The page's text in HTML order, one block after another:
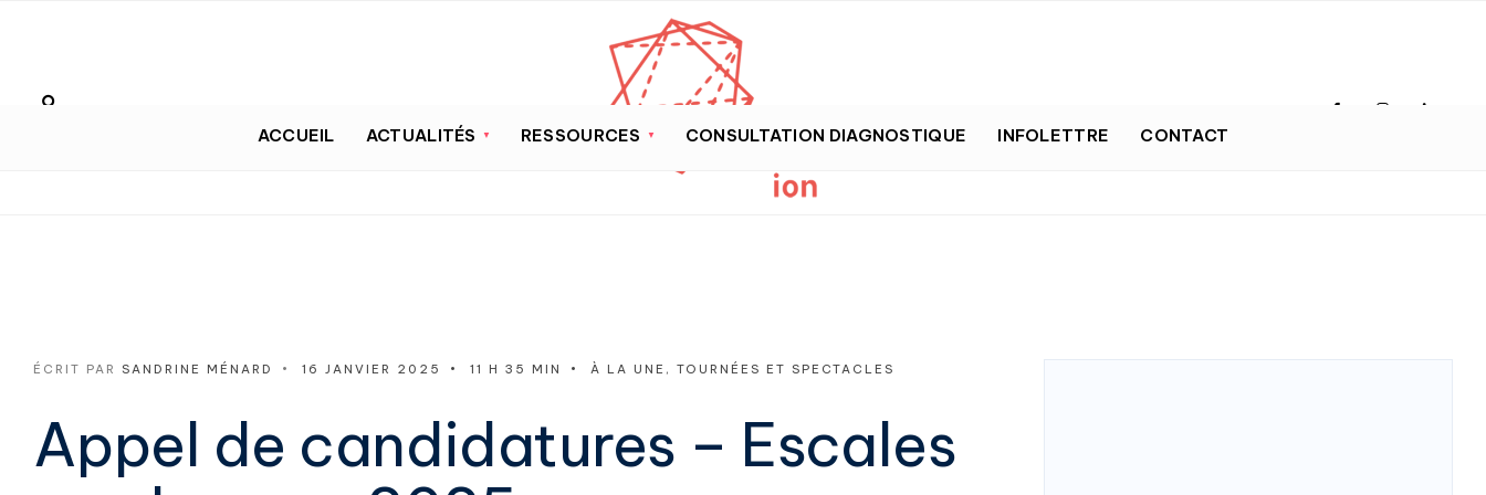
ACCUEIL ACTUALITÉS RESSOURCES CONSULTATION DIAGNOSTIQUE INFOLETTRE CONTACT
ÉCRIT PAR SANDRINE MÉNARD • 16 JANVIER 2025 • 11 H 35 MIN • À LA UNE , TOURNÉES ET SPECTACLES
Appel de candidatures – Escales